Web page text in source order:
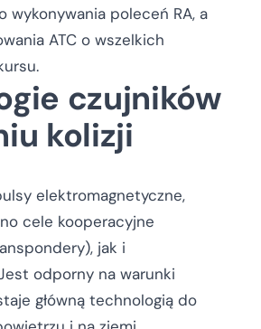
wykonywania poleceń RA, a
ATC o wszelkich
czujników
kolizji
elektromagnetyczne,
cele kooperacyjne
jak i
odporny na warunki
główną technologią do